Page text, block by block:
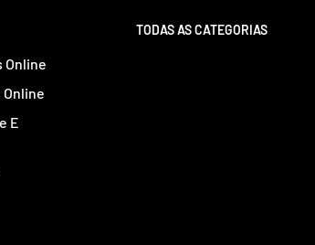
Online
E
TODAS AS CATEGORIAS